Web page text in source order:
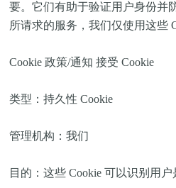
要。它们有助于验证用户身份并
所请求的服务，我们仅使用这些
Cookie 政策/通知 接受 Cookie
类型：持久性 Cookie
管理机构：我们
目的：这些 Cookie 可以识别用